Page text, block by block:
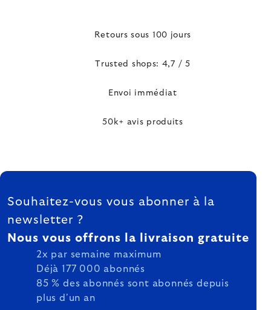
Retours sous 100 jours
Trusted shops: 4,7 / 5
Envoi immédiat
50k+ avis produits
FOOTER
Souhaitez-vous vous abonner à la
newsletter ?
Nous vous offrons la livraison gratuite
2x par semaine maximum
Déjà 177 000 abonnés
85 % des abonnés sont abonnés depuis
plus d'un an